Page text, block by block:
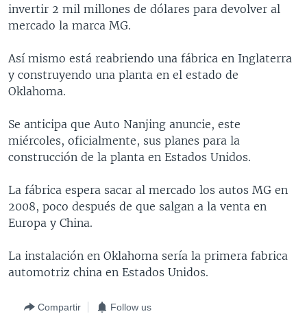
PERÚ
VENEZUELA
BRASIL
GUATEMALA
NICARAGUA
LIBERTAD DE PRENSA
ECONOMÍA
ENTRETENIMIENTO Y CULTURA
DEPORTES
CIENCIA Y SALUD
LIBERTAD DE PRENSA
MULTIMEDIA
VIDEOS
AUDIOS
PROGRAMAS TV
FORO INTERAMERICANO
VISIÓN 360
LAS CLAVES
PANORAMA
AVANCE INFORMATIVO
AUDIONOTICIAS
BUENOS DÍAS AMÉRICA
ESTADOS UNIDOS AL DÍA
FORO [RADIO]
NOTA ECONÓMICA
DIRECT
DOCUMENTALES DE LA VOA
Learning English
Idiomas
invertir 2 mil millones de dólares para devolver al
mercado la marca MG.
Así mismo está reabriendo una fábrica en Inglaterra
y construyendo una planta en el estado de
Oklahoma.
Se anticipa que Auto Nanjing anuncie, este
miércoles, oficialmente, sus planes para la
construcción de la planta en Estados Unidos.
La fábrica espera sacar al mercado los autos MG en
2008, poco después de que salgan a la venta en
Europa y China.
La instalación en Oklahoma sería la primera fabrica
automotriz china en Estados Unidos.
Compartir Follow us